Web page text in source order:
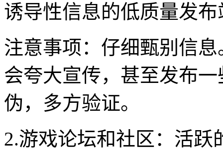
诱导性信息的低质量发布
注意事项：仔细甄别信
会夸大宣传，甚至发布
伪，多方验证。
2.游戏论坛和社区：活